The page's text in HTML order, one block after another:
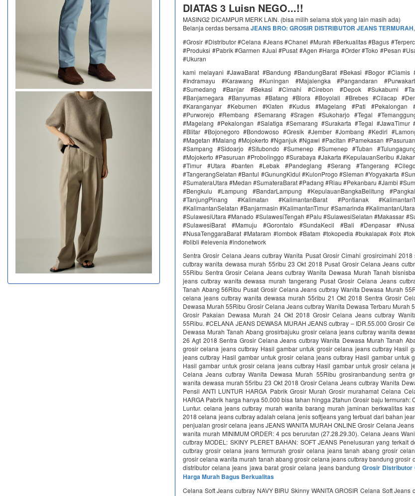
DIATAS 3 Luisn NEGO...!!
MASING2 DICAMPUR MERK LAIN. (bisa milih selama stok yang lain masih ada)
Belanja cerdas bersama JEANS BRO: GROSIR DISTRIBUTOR JEANS TERMURAH
#Grosir #Distributor #Celana #Jeans #Chanel #Murah #Berkualitas #Bagus
#Produksi #Pabrik #Garmen #Jual #Pusat #Agen #Harga #Order #Toko #Pesan
#Ukuran
kami melayani #JawaBarat #Bandung #BandungBarat #Bekasi #Bogor #Ciamis
#Indramayu #Karawang #Kuningan #Majalengka #Pangandaran
#Sumedang #Banjar #Bekasi #Cimahi #Cirebon #Depok #Sukabumi
#Banjarnegara #Banyumas #Batang #Blora #Boyolali #Brebes #Cilacap
#Karanganyar #Kebumen #Klaten #Kudus #Magelang #Pati #Pekalongan
#Purworejo #Rembang #Semarang #Sragen #Sukoharjo #Tegal
#Magelang #Pekalongan #Salatiga #Semarang #Surakarta #Tegal #JawaTimur
#Blitar #Bojonegoro #Bondowoso #Gresik #Jember #Jombang #Kediri
#Magetan #Malang #Mojokerto #Nganjuk #Ngawi #Pacitan #Pamekasan
#Sampang #Sidoarjo #Situbondo #Sumenep #Sumenep #Tuban
#Mojokerto #Pasuruan #Probolinggo #Surabaya #Jakarta #KepulauanSeribu
#Timur #Utara #banten #Lebak #Pandeglang #Serang #Tangerang
#TangerangSelatan #Bantul #GunungKidul #KulonProgo #Sleman #Yogyakarta
#SumateraUtara #Medan #SumateraBarat #Padang #Riau #Pekanbaru #Jambi
#Bengkulu #Lampung #BandarLampung #KepulauanBangkaBelitung
#TanjungPinang #Kalimatan #KalimantanBarat #Pontianak
#KalimantanSelatan #Banjarmasin #KalimantanTimur #Samarinda
#SulawesiUtara #Manado #SulawesiTengah #Palu #SulawesiSelatan #Makassar
#SulawesiBarat #Mamuju #Gorontalo #SundaKecil #Bali #Denpasar
#NusaTenggaraBarat #Mataram #lombok #Batam #tokopedia #bukalapak #olx
#blibli #elevenia #indonetwork
Sentra Grosir Celana Jeans cutbray Wanita Pusat Grosir Cimahi grosircimahi
cutbray wanita dewasa murah 55ribu 23 Okt 2018 Pusat Grosir Celana Jeans
55Ribu Sentra Grosir Celana Jeans cutbray Wanita Dewasa Murah Tanah
jeans cutbray wanita dewasa murah tangerang Pusat Grosir Celana Jeans
Tanah Abang 56Ribu Pusat Grosir Celana Jeans cutbray Wanita Dewasa Murah
celana jeans cutbray wanita dewasa murah 55ribu 21 Okt 2018 Sentra Grosir
Dewasa Murah 55Ribu Grosir Celana Jeans cutbray Wanita Dewasa Terbaru Murah
Grosir Pakaian Dewasa Murah 24 Okt 2018 Grosir Celana Jeans cutbray
55Ribu. #CELANA JEANS DEWASA MURAH JEANS cutbray – IDR.55.000 Grosir
Dewasa Murah Tanah Abang grosirbajuku grosir celana jeans cutbray wanita
26 Agt 2018 Sentra Grosir Celana Jeans cutbray Wanita Dewasa Murah Tanah
grosir celana jeans cutbray Hasil gambar untuk grosir celana jeans cutbray Hasil
jeans cutbray Hasil gambar untuk grosir celana jeans cutbray Hasil gambar untuk
Hasil gambar untuk grosir celana jeans cutbray Hasil gambar untuk grosir celana
Celana Jeans cutbray Wanita Dewasa Murah 55Ribu grosiranbandung sentra
wanita dewasa murah 55ribu 23 Okt 2018 Grosir Celana Jeans cutbray Wanita
Pensil ANTI LUNTUR HARGA Pabrik Grosir Murah Grosir murahamat Celana
HARGA Pabrik harga hanya 50.000 bisa tahan hingga 2tahun Grosir baju termurah:
Luntur. celana jeans cutbray murah wanita barang murah jaminan berkwalitas
2018 celana jeans cutbray adalah celana jenis softjeans yang terbuat dari bahan
penjualan grosir celana jeans JEANS WANITA MURAH ONLINE Grosir Celana
wanita murah MINIMUM ORDER: 4 pcs berurutan (27.28.29.30). Celana Jeans
cutbray MODEL: SKINY PLERET BAHAN: SOFT JEANS Penelusuran yang terkait
cutbray grosir celana jeans termurah grosir celana jeans tanah abang grosir
grosir celana wanita murah tanah abang grosir celana jeans cutbray bandung grosir
distributor celana jeans jawa barat grosir celana jeans bandung Grosir Distributor
Harga Murah Bagus Berkualitas
Celana Soft Jeans cutbray NAVY BIRU Skinny WANITA GROSIR Celana Soft Jeans